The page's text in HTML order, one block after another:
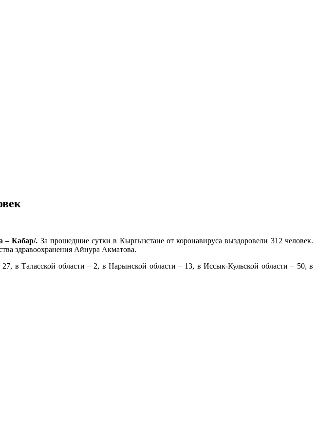
– Кабар/. За прошедшие сутки в Кыргызстане от коронавируса выздоровели 312 человек.
здравоохранения Айнура Акматова.
в Таласской области – 2, в Нарынской области – 13, в Иссык-Кульской области – 50, в